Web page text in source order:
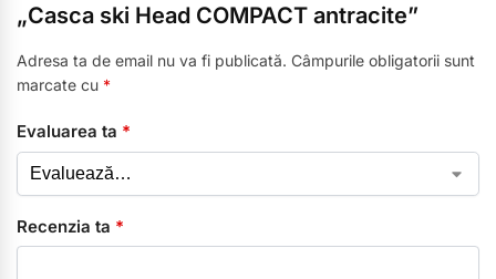
„Casca ski Head COMPACT antracite”
Adresa ta de email nu va fi publicată. Câmpurile obligatorii sunt
marcate cu *
Evaluarea ta *
Recenzia ta *